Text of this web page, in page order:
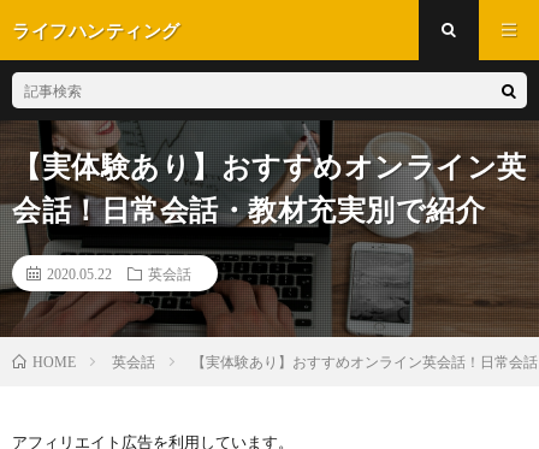
ライフハンティング
【実体験あり】おすすめオンライン英
会話！日常会話・教材充実別で紹介
2020.05.22 英会話
HOME 英会話 【実体験あり】おすすめオンライン英会話！日常会
アフィリエイト広告を利用しています。